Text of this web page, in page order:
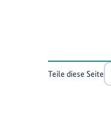
Teile diese Seite